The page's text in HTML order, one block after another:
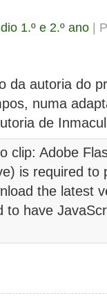
1.º e 2.º ano |
da autoria do
numa
de
clip: Adobe
is required to
the latest
to have